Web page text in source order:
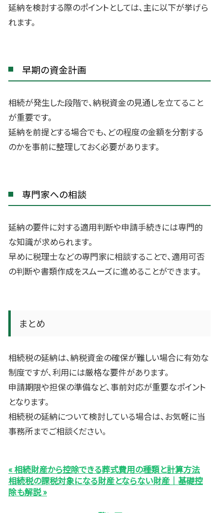
延納を検討する際のポイントとしては、主に以下が挙げら
れます。
早期の資金計画
相続が発生した段階で、納税資金の見通しを立てること
が重要です。
延納を前提とする場合でも、どの程度の金額を分割する
のかを事前に整理しておく必要があります。
専門家への相談
延納の要件に対する適用判断や申請手続きには専門的
な知識が求められます。
早めに税理士などの専門家に相談することで、適用可否
の判断や書類作成をスムーズに進めることができます。
まとめ
相続税の延納は、納税資金の確保が難しい場合に有効な
制度ですが、利用には厳格な要件があります。
申請期限や担保の準備など、事前対応が重要なポイント
となります。
相続税の延納について検討している場合は、お気軽に当
事務所までご相談ください。
« 相続財産から控除できる葬式費用の種類と計算方法
相続税の課税対象になる財産とならない財産｜基礎控
除も解説 »